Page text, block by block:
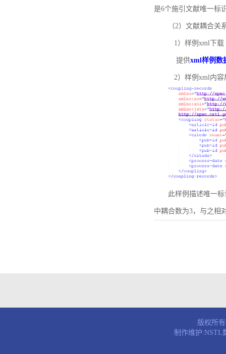
是6个施引文献唯一标
（2）文献耦合关
1）样例xml下载
提供xml样例数
2）样例xml内容
此样例描述唯一标
中耦合数为3，与之相
版权所
制作维护:NSTL